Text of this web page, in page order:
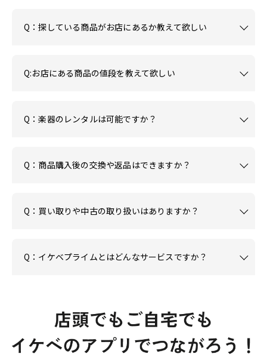
Q：探している商品がお店にあるか教えて欲しい
Q:お店にある商品の値段を教えて欲しい
Q：楽器のレンタルは可能ですか？
Q：商品購入後の交換や返品はできますか？
Q：買い取りや中古の取り扱いはありますか？
Q：イケベプライムとはどんなサービスですか？